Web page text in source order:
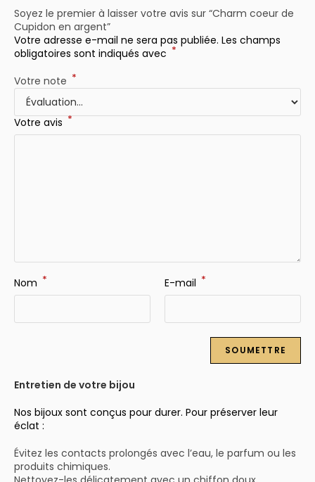
Soyez le premier à laisser votre avis sur “Charm coeur de
Cupidon en argent”
Votre adresse e-mail ne sera pas publiée. Les champs
obligatoires sont indiqués avec *
Votre note *
Votre avis *
Nom * E-mail *
Entretien de votre bijou
Nos bijoux sont conçus pour durer. Pour préserver leur
éclat :
Évitez les contacts prolongés avec l’eau, le parfum ou les
produits chimiques.